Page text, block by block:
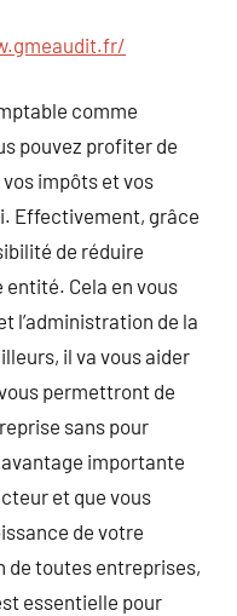
comme
pouvez profiter de
impôts et vos
Effectivement, grâce
de réduire
Cela en vous
l’administration de la
il va vous aider
permettront de
sans pour
importante
et que vous
de votre
de toutes entreprises,
essentielle pour